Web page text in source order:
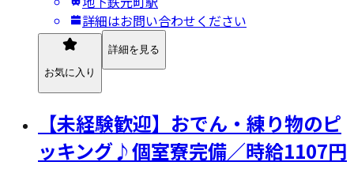
詳細はお問い合わせください
お気に入り
詳細を見る
【未経験歓迎】おでん・練り物のピ
ッキング♪個室寮完備／時給1107円